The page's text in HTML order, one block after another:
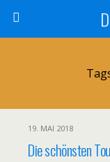
19. MAI 2018
Die schönsten